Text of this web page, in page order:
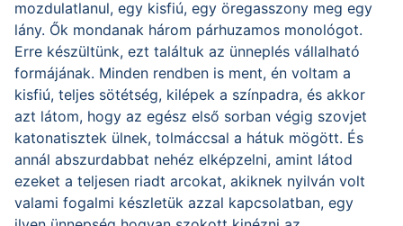
mozdulatlanul, egy kisfiú, egy öregasszony meg egy
lány. Ők mondanak három párhuzamos monológot.
Erre készültünk, ezt találtuk az ünneplés vállalható
formájának. Minden rendben is ment, én voltam a
kisfiú, teljes sötétség, kilépek a színpadra, és akkor
azt látom, hogy az egész első sorban végig szovjet
katonatisztek ülnek, tolmáccsal a hátuk mögött. És
annál abszurdabbat nehéz elképzelni, amint látod
ezeket a teljesen riadt arcokat, akiknek nyilván volt
valami fogalmi készletük azzal kapcsolatban, egy